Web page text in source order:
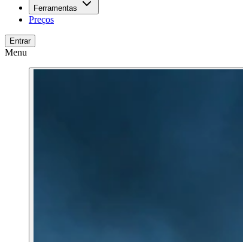
Ferramentas
Preços
Entrar
Menu